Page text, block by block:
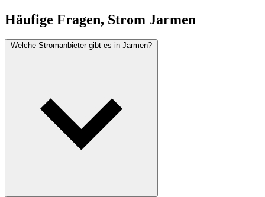
Häufige Fragen, Strom Jarmen
Welche Stromanbieter gibt es in Jarmen?